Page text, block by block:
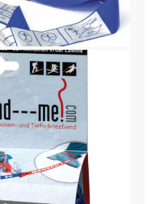
2022
gross